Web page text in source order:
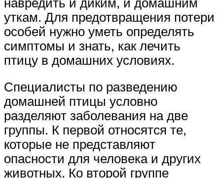
уткам. Для предотвращения потери
особей нужно уметь определять
симптомы и знать, как лечить
птицу в домашних условиях.
Специалисты по разведению
домашней птицы условно
разделяют заболевания на две
группы. К первой относятся те,
которые не представляют
опасности для человека и других
животных. Ко второй группе